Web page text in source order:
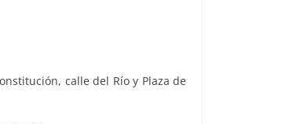
calle del Río y Plaza de